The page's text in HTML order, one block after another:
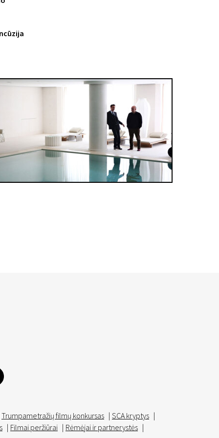
Trumpametražių filmų konkursas | SCA kryptys |
| Filmai peržiūrai | Rėmėjai ir partnerystės |